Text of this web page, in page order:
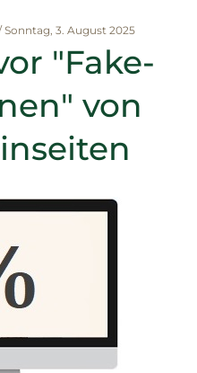
Sonntag, 3. August 2025
"Fake-
von